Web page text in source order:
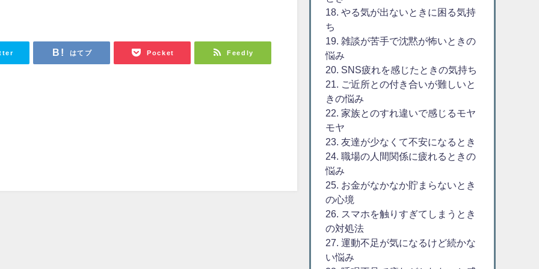
はてブ Pocket Feedly
18. やる気が出ないときに困る気持
ち
19. 雑談が苦手で沈黙が怖いときの
悩み
20. SNS疲れを感じたときの気持ち
21. ご近所との付き合いが難しいと
きの悩み
22. 家族とのすれ違いで感じるモヤ
モヤ
23. 友達が少なくて不安になるとき
24. 職場の人間関係に疲れるときの
悩み
25. お金がなかなか貯まらないとき
の心境
26. スマホを触りすぎてしまうとき
の対処法
27. 運動不足が気になるけど続かな
い悩み